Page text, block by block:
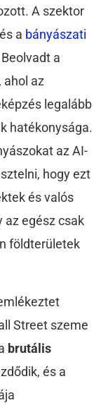
A szektor
a bányászati
a
ahol az
legalább
hatékonysága.
az AI-
hogy ezt
és valós
az egész csak
földterületek
Street szeme
brutális
és a